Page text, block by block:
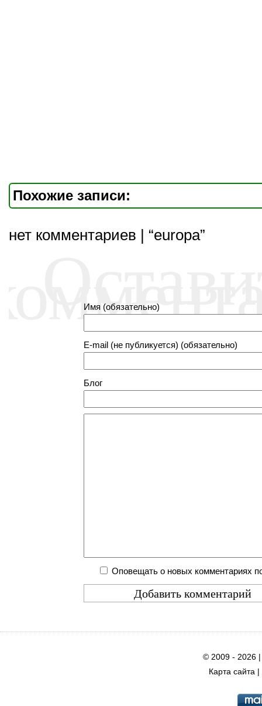
Похожие записи:
нет комментариев | “europa”
Имя (обязательно)
E-mail (не публикуется) (обязательно)
Блог
Оповещать о новых комментариях
© 2009 - 2026
Карта сайта